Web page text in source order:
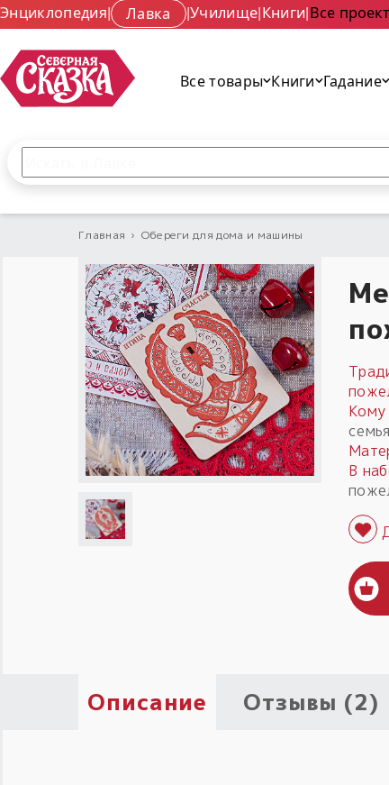
Энциклопедия| Лавка |Училище|Книги|Все
Все товары Книги Гадание
Главная › Обереги для дома и машины
В
Описание Отзывы (2)